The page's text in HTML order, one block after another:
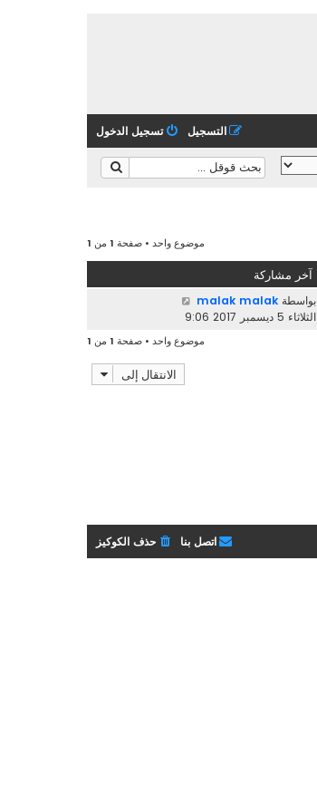
تسجيل الدخول التسجيل
موضوع واحد • صفحة 1 من 1
آخر مشاركة
بواسطة malak malak
الثلاثاء 5 ديسمبر 2017 9:06
موضوع واحد • صفحة 1 من 1
الانتقال إلى
حذف الكوكيز اتصل بنا